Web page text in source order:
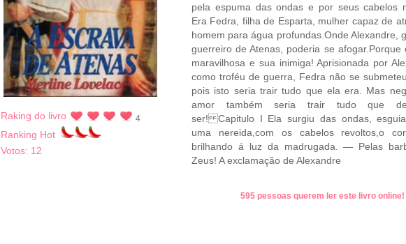
Raking do livro 4
Ranking Hot
Votos: 12
pela espuma das ondas e por seus cabelos
Era Fedra, filha de Esparta, mulher capaz de
homem para água profundas.Onde Alexandre,
guerreiro de Atenas, poderia se afogar.Porque
maravilhosa e sua inimiga! Aprisionada por
como troféu de guerra, Fedra não se
pois isto seria trair tudo que ela era. Mas
amor também seria trair tudo que
ser! Capitulo I Ela surgiu das ondas,
uma nereida,com os cabelos revoltos,o
brilhando á luz da madrugada. — Pelas
Zeus! A exclamação de Alexandre
595 pessoas querem ler este livro online!